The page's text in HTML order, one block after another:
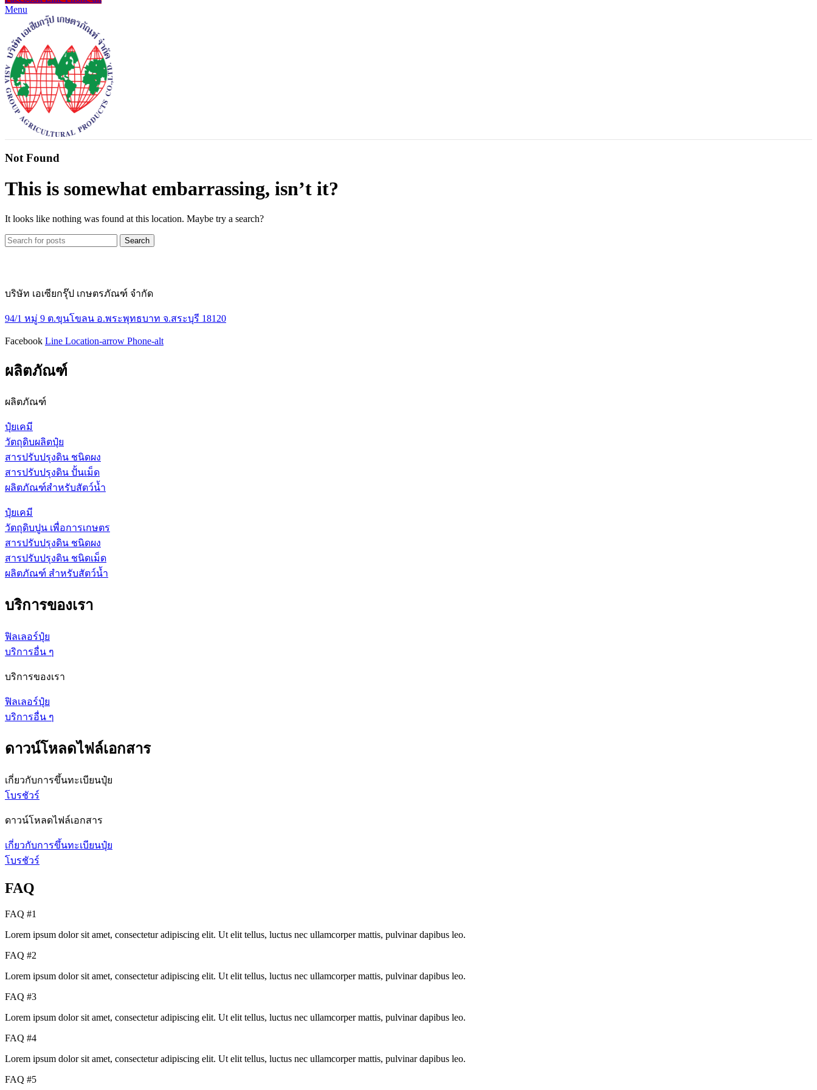
Menu
Not Found
This is somewhat embarrassing, isn’t it?
It looks like nothing was found at this location. Maybe try a search?
Search
บริษัท เอเซียกรุ๊ป เกษตรภัณฑ์ จำกัด
94/1 หมู่ 9 ต.ขุนโขลน อ.พระพุทธบาท จ.สระบุรี 18120
Facebook Line Location-arrow Phone-alt
ผลิตภัณฑ์
ผลิตภัณฑ์
ปุ๋ยเคมี
วัตถุดิบผลิตปุ๋ย
สารปรับปรุงดิน ชนิดผง
สารปรับปรุงดิน ปั้นเม็ด
ผลิตภัณฑ์สำหรับสัตว์น้ำ
ปุ๋ยเคมี
วัตถุดิบปูน เพื่อการเกษตร
สารปรับปรุงดิน ชนิดผง
สารปรับปรุงดิน ชนิดเม็ด
ผลิตภัณฑ์ สำหรับสัตว์น้ำ
บริการของเรา
ฟิลเลอร์ปุ๋ย
บริการอื่น ๆ
บริการของเรา
ฟิลเลอร์ปุ๋ย
บริการอื่น ๆ
ดาวน์โหลดไฟล์เอกสาร
เกี่ยวกับการขึ้นทะเบียนปุ๋ย
โบรชัวร์
ดาวน์โหลดไฟล์เอกสาร
เกี่ยวกับการขึ้นทะเบียนปุ๋ย
โบรชัวร์
FAQ
FAQ #1
Lorem ipsum dolor sit amet, consectetur adipiscing elit. Ut elit tellus, luctus nec ullamcorper mattis, pulvinar dapibus leo.
FAQ #2
Lorem ipsum dolor sit amet, consectetur adipiscing elit. Ut elit tellus, luctus nec ullamcorper mattis, pulvinar dapibus leo.
FAQ #3
Lorem ipsum dolor sit amet, consectetur adipiscing elit. Ut elit tellus, luctus nec ullamcorper mattis, pulvinar dapibus leo.
FAQ #4
Lorem ipsum dolor sit amet, consectetur adipiscing elit. Ut elit tellus, luctus nec ullamcorper mattis, pulvinar dapibus leo.
FAQ #5